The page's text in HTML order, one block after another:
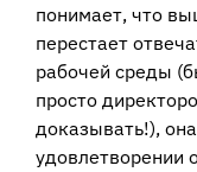
понимает, что
перестает
рабочей среды
просто
доказывать!),
удовлетворении